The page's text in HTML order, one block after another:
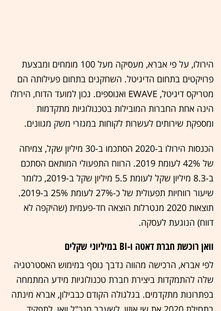
הירולו, על פי אברא, מעסיקה מעל 100 מומחים ומבצעת
פרויקטים בתחום הדיגיטל. השחקנים בתחום פעילותה הם
מטריקס דיגיטל, EWAVE ואנוספים. נכון למועד הדוח, הירולו
הינה אחת החברות המובילות בטכנולוגיות מתקדמות
ומספקת שירותים לעשרות לקוחות במגזרי משק מגוונים.
הכנסות הירולו ב-2020 הסתכמו ב-30 מיליון שקל, צמיחה
של 42% לעומת 2019. הרווח התפעולי המותאם הסתכם
ב-8.3 מיליון שקל לעומת 5.5 מיליון שקל ב-2019, כלומר
שיעור רווחיות תפעולית של כ-27% לעומת 25% ב-2019.
תוצאות 2020 מנטרלות הוצאה חד-פעמית (שהיקפה לא
דווח) הנוגעת לעסקה.
וואן רוכשת חברת דאטה ו-BI במיליוני שקלים
לפי אברא, הרכישה מהווה נדבך נוסף במימוש האסטרטגיה
שלה להתמקדות ביצירת חברת טכנולוגיות מידע המתמחה
בפתרונות מתקדמים. בגלגולה הקודם כבבילון, אברא מינתה